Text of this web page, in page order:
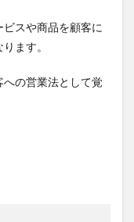
スや商品を顧客に
ます。
の営業法として覚